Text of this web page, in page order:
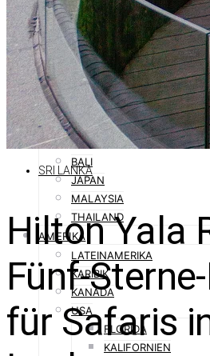
ORIENT
ABU DHABI
DUBAI
OMAN
QATAR
SAUDI-ARABIEN
ASIEN
AUSTRALIEN
BALI
JAPAN
MALAYSIA
THAILAND
AMERIKA
LATEINAMERIKA
KARIBIK
KANADA
USA
FLORIDA
KALIFORNIEN
SRI LANKA
Hilton Yala
Fünf-
für Safaris